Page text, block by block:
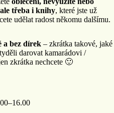
třeba i knihy, které jste už
udělat radost někomu dalšímu.
a bez dírek – zkrátka takové, jaké
darovat kamarádovi /
zkrátka nechcete 🙂